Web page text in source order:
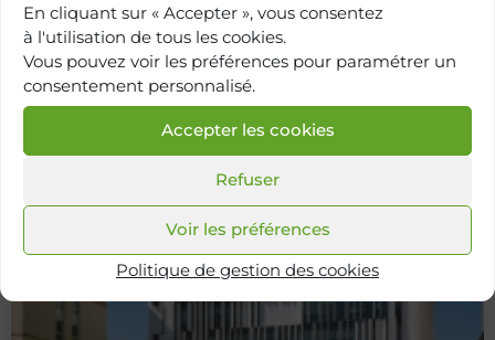
En cliquant sur « Accepter », vous consentez
à l'utilisation de tous les cookies.
Vous pouvez voir les préférences pour paramétrer un
consentement personnalisé.
Accepter les cookies
Refuser
Voir les préférences
Politique de gestion des cookies
Retour à
l'annuaire